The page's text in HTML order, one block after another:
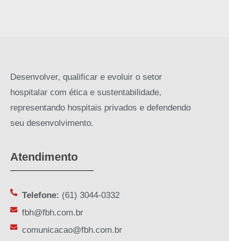
Desenvolver, qualificar e evoluir o setor
hospitalar com ética e sustentabilidade,
representando hospitais privados e defendendo
seu desenvolvimento.
Atendimento
Telefone: (61) 3044-0332
fbh@fbh.com.br
comunicacao@fbh.com.br